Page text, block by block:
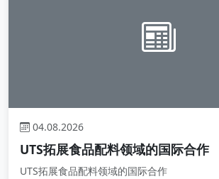
04.08.2026
UTS拓展食品配料领域的国际合作
UTS拓展食品配料领域的国际合作